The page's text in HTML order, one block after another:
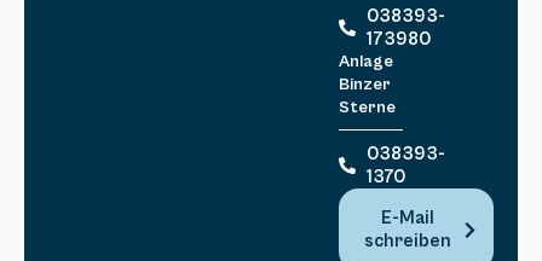
038393-
173980
Anlage
Binzer
Sterne
038393-
1370
E-Mail
schreiben